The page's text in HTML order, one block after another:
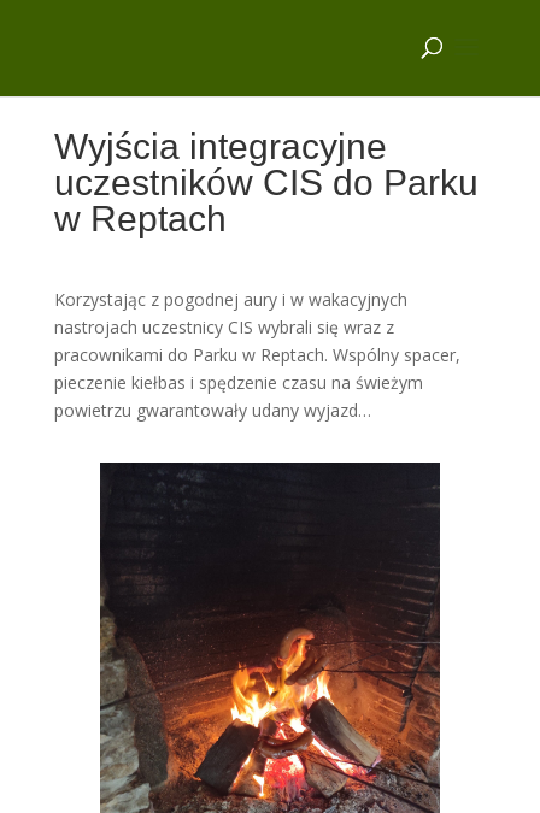
Wyjścia integracyjne
uczestników CIS do Parku
w Reptach
Korzystając z pogodnej aury i w wakacyjnych
nastrojach uczestnicy CIS wybrali się wraz z
pracownikami do Parku w Reptach. Wspólny spacer,
pieczenie kiełbas i spędzenie czasu na świeżym
powietrzu gwarantowały udany wyjazd…